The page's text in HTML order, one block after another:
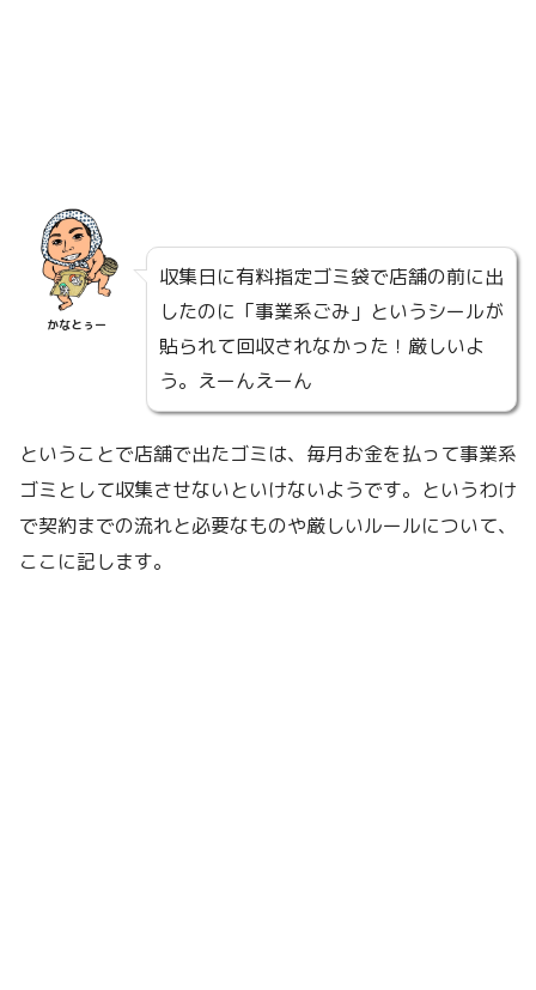
かなとぅー
収集日に有料指定ゴミ袋で店舗の前に出
したのに「事業系ごみ」というシールが
貼られて回収されなかった！厳しいよ
う。えーんえーん
ということで店舗で出たゴミは、毎月お金を払って事業系
ゴミとして収集させないといけないようです。というわけ
で契約までの流れと必要なものや厳しいルールについて、
ここに記します。